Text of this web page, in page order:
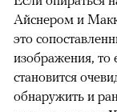
Айснером и
это
изображения, то
становится
обнаружить и